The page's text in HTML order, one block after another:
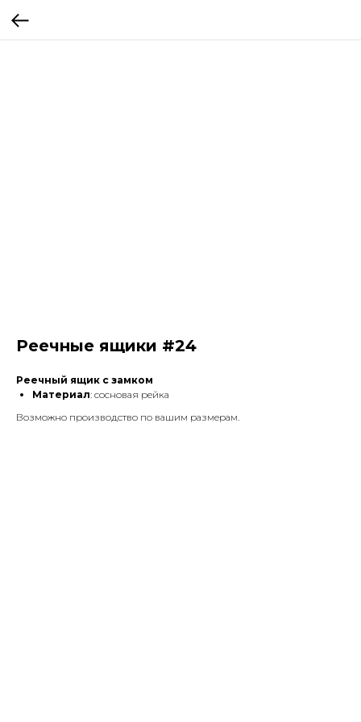
Реечные ящики #24
Реечный ящик с замком
Материал: сосновая рейка
Возможно производство по вашим размерам.